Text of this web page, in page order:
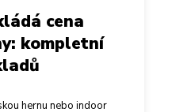
cena
kompletní
hernu nebo indoor